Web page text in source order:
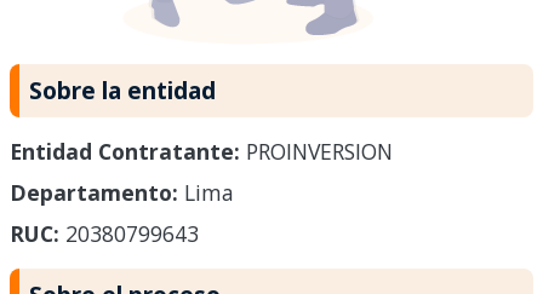
Sobre la entidad
Entidad Contratante: PROINVERSION
Departamento: Lima
RUC: 20380799643